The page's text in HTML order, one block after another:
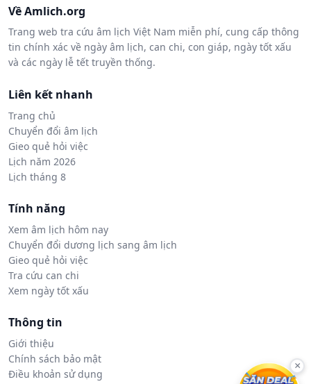
Về Amlich.org
Trang web tra cứu âm lịch Việt Nam miễn phí, cung cấp thông
tin chính xác về ngày âm lịch, can chi, con giáp, ngày tốt xấu
và các ngày lễ tết truyền thống.
Liên kết nhanh
Trang chủ
Chuyển đổi âm lịch
Gieo quẻ hỏi việc
Lịch năm 2026
Lịch tháng 8
Tính năng
Xem âm lịch hôm nay
Chuyển đổi dương lịch sang âm lịch
Gieo quẻ hỏi việc
Tra cứu can chi
Xem ngày tốt xấu
Thông tin
Giới thiệu
Chính sách bảo mật
Điều khoản sử dụng
×